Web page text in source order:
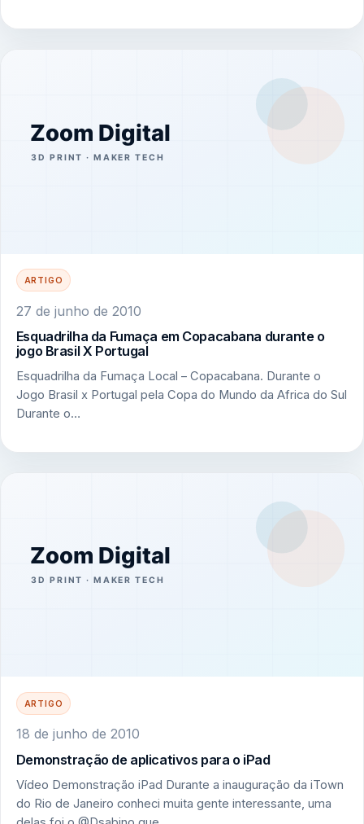
ARTIGO
27 de junho de 2010
Esquadrilha da Fumaça em Copacabana durante o
jogo Brasil X Portugal
Esquadrilha da Fumaça Local – Copacabana. Durante o
Jogo Brasil x Portugal pela Copa do Mundo da Africa do Sul
Durante o…
ARTIGO
18 de junho de 2010
Demonstração de aplicativos para o iPad
Vídeo Demonstração iPad Durante a inauguração da iTown
do Rio de Janeiro conheci muita gente interessante, uma